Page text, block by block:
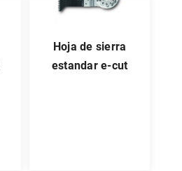
hoja de sierra
estandar e-cut